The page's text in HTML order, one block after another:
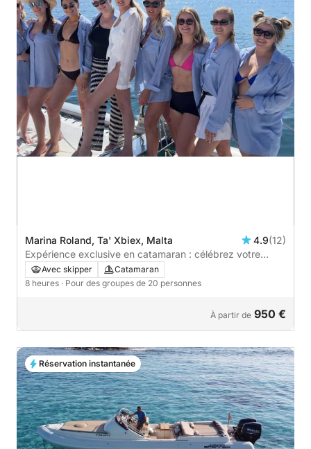
Marina Roland, Ta' Xbiex, Malta 4.9(12)
Expérience exclusive en catamaran : célébrez votre
occasion spéciale en mer
Avec skipper
Catamaran
8 heures · Pour des groupes de 20 personnes
À partir de 950 €
Réservation instantanée